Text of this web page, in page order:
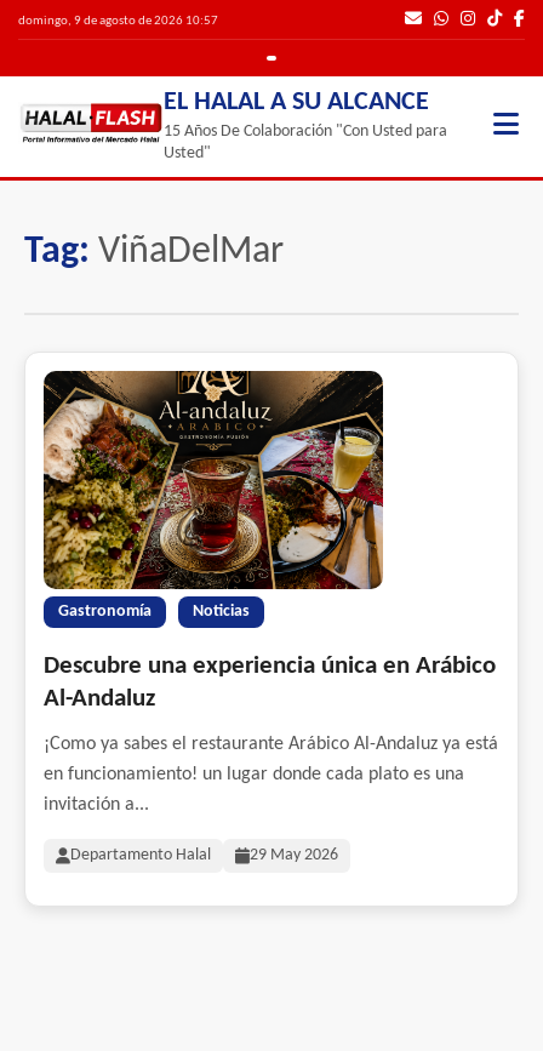
domingo, 9 de agosto de 2026 10:57
EL HALAL A SU ALCANCE
15 Años De Colaboración "Con Usted para
Usted"
Tag: ViñaDelMar
Gastronomía Noticias
Descubre una experiencia única en Arábico
Al-Andaluz
¡Como ya sabes el restaurante Arábico Al-Andaluz ya está
en funcionamiento! un lugar donde cada plato es una
invitación a...
Departamento Halal 29 May 2026